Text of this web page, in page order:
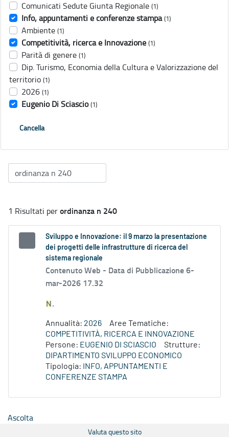
Comunicati Sedute Giunta Regionale (1)
Info, appuntamenti e conferenze stampa (1)
Ambiente (1)
Competitività, ricerca e Innovazione (1)
Parità di genere (1)
Dip. Turismo, Economia della Cultura e Valorizzazione del
territorio (1)
2026 (1)
Eugenio Di Sciascio (1)
Cancella
1 Risultati perordinanza n 240
Sviluppo e Innovazione: il 9 marzo la presentazione
dei progetti delle infrastrutture di ricerca del
sistema regionale
Contenuto Web - Data di Pubblicazione 6-
mar-2026 17.32
N .
Annualità: 2026
Aree Tematiche:
COMPETITIVITÀ, RICERCA E INNOVAZIONE
Persone: EUGENIO DI SCIASCIO
Strutture:
DIPARTIMENTO SVILUPPO ECONOMICO
Tipologia:
INFO, APPUNTAMENTI E
CONFERENZE STAMPA
Ascolta
Valuta questo sito